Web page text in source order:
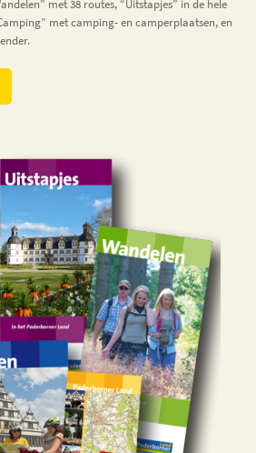
met 38 routes, “Uitstapjes” in de hele
met camping- en camperplaatsen, en